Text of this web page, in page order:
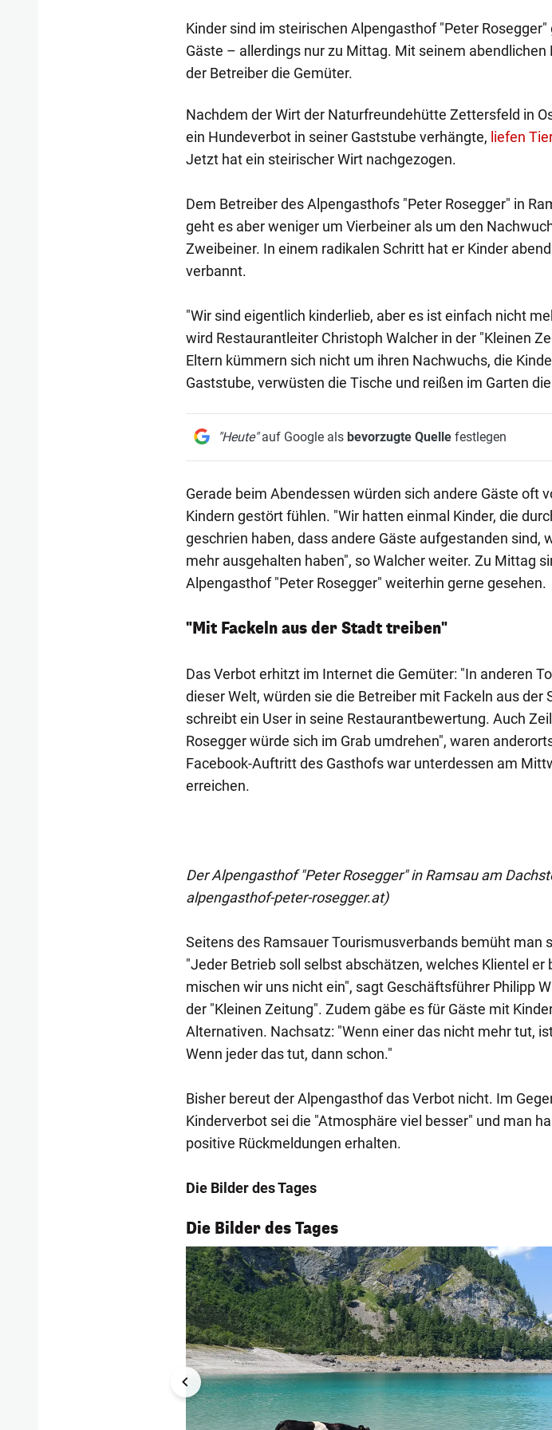
Kinder sind im steirischen Alpengasthof "Peter Rosegger"
Gäste – allerdings nur zu Mittag. Mit seinem abendlichen
der Betreiber die Gemüter.
Nachdem der Wirt der Naturfreundehütte Zettersfeld in
ein Hundeverbot in seiner Gaststube verhängte, liefen
Jetzt hat ein steirischer Wirt nachgezogen.
Dem Betreiber des Alpengasthofs "Peter Rosegger" in
geht es aber weniger um Vierbeiner als um den
Zweibeiner. In einem radikalen Schritt hat er Kinder
verbannt.
"Wir sind eigentlich kinderlieb, aber es ist einfach nicht
wird Restaurantleiter Christoph Walcher in der "Kleinen
Eltern kümmern sich nicht um ihren Nachwuchs, die
Gaststube, verwüsten die Tische und reißen im Garten
"Heute"auf Google als bevorzugte Quellefestlegen
Gerade beim Abendessen würden sich andere Gäste oft
Kindern gestört fühlen. "Wir hatten einmal Kinder, die
geschrien haben, dass andere Gäste aufgestanden sind,
mehr ausgehalten haben", so Walcher weiter. Zu Mittag
Alpengasthof "Peter Rosegger" weiterhin gerne gesehen.
"Mit Fackeln aus der Stadt treiben"
Das Verbot erhitzt im Internet die Gemüter: "In anderen
dieser Welt, würden sie die Betreiber mit Fackeln aus der
schreibt ein User in seine Restaurantbewertung. Auch
Rosegger würde sich im Grab umdrehen", waren
Facebook-Auftritt des Gasthofs war unterdessen am
erreichen.
Der Alpengasthof "Peter Rosegger" in Ramsau am
alpengasthof-peter-rosegger.at)
Seitens des Ramsauer Tourismusverbands bemüht man
"Jeder Betrieb soll selbst abschätzen, welches Klientel er
mischen wir uns nicht ein", sagt Geschäftsführer Philipp
der "Kleinen Zeitung". Zudem gäbe es für Gäste mit
Alternativen. Nachsatz: "Wenn einer das nicht mehr tut,
Wenn jeder das tut, dann schon."
Bisher bereut der Alpengasthof das Verbot nicht. Im
Kinderverbot sei die "Atmosphäre viel besser" und man
positive Rückmeldungen erhalten.
Die Bilder des Tages
Die Bilder des Tages
1/55